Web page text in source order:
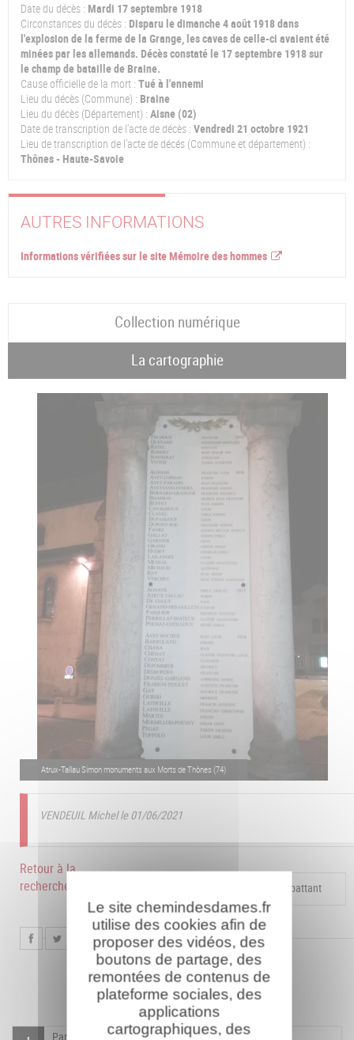
Date du décès : Mardi 17 septembre 1918
Circonstances du décès : Disparu le dimanche 4 août 1918 dans
l'explosion de la ferme de la Grange, les caves de celle-ci avaient été
minées par les allemands. Décès constaté le 17 septembre 1918 sur
le champ de bataille de Braine.
Cause officielle de la mort : Tué à l'ennemi
Lieu du décès (Commune) : Braine
Lieu du décès (Département) : Aisne (02)
Date de transcription de l'acte de décès : Vendredi 21 octobre 1921
Lieu de transcription de l'acte de décés (Commune et département) :
Thônes - Haute-Savoie
AUTRES INFORMATIONS
Informations vérifiées sur le site Mémoire des hommes
Collection numérique
La cartographie
Atrux-Tallau Simon monuments aux Morts de Thônes (74)
VENDEUIL Michel le 01/06/2021
Compléter la fiche pour ce combattant
Retour à la
recherche
Participer à l'indexation du Mémorial virtuel
Le site chemindesdames.fr
utilise des cookies afin de
proposer des vidéos, des
boutons de partage, des
remontées de contenus de
plateforme sociales, des
applications
cartographiques, des